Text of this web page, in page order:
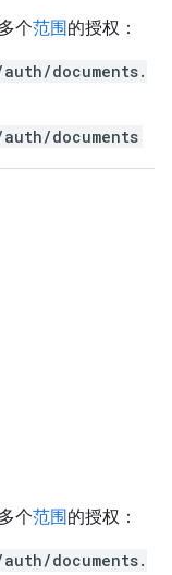
个范围的授权：
documents.
documents
个范围的授权：
documents.